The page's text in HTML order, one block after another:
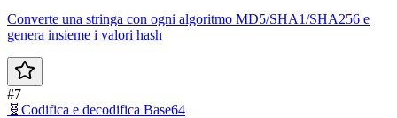
Converte una stringa con ogni algoritmo MD5/SHA1/SHA256 e
genera insieme i valori hash
#7
🧬 Codifica e decodifica Base64